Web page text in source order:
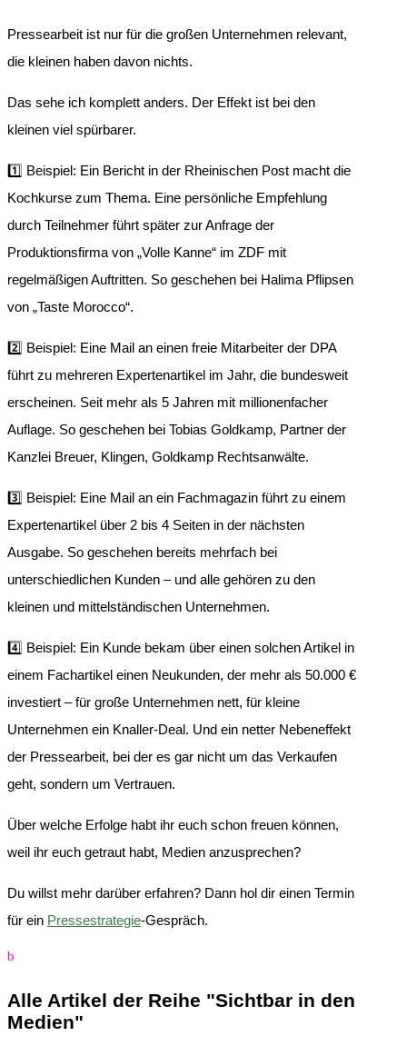
Pressearbeit ist nur für die großen Unternehmen relevant,
die kleinen haben davon nichts.
Das sehe ich komplett anders. Der Effekt ist bei den
kleinen viel spürbarer.
1️⃣ Beispiel: Ein Bericht in der Rheinischen Post macht die
Kochkurse zum Thema. Eine persönliche Empfehlung
durch Teilnehmer führt später zur Anfrage der
Produktionsfirma von „Volle Kanne“ im ZDF mit
regelmäßigen Auftritten. So geschehen bei Halima Pflipsen
von „Taste Morocco“.
2️⃣ Beispiel: Eine Mail an einen freie Mitarbeiter der DPA
führt zu mehreren Expertenartikel im Jahr, die bundesweit
erscheinen. Seit mehr als 5 Jahren mit millionenfacher
Auflage. So geschehen bei Tobias Goldkamp, Partner der
Kanzlei Breuer, Klingen, Goldkamp Rechtsanwälte.
3️⃣ Beispiel: Eine Mail an ein Fachmagazin führt zu einem
Expertenartikel über 2 bis 4 Seiten in der nächsten
Ausgabe. So geschehen bereits mehrfach bei
unterschiedlichen Kunden – und alle gehören zu den
kleinen und mittelständischen Unternehmen.
4️⃣ Beispiel: Ein Kunde bekam über einen solchen Artikel in
einem Fachartikel einen Neukunden, der mehr als 50.000 €
investiert – für große Unternehmen nett, für kleine
Unternehmen ein Knaller-Deal. Und ein netter Nebeneffekt
der Pressearbeit, bei der es gar nicht um das Verkaufen
geht, sondern um Vertrauen.
Über welche Erfolge habt ihr euch schon freuen können,
weil ihr euch getraut habt, Medien anzusprechen?
Du willst mehr darüber erfahren? Dann hol dir einen Termin
für ein Pressestrategie-Gespräch.
b
Alle Artikel der Reihe "Sichtbar in den
Medien"